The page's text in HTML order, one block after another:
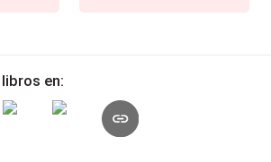
en: